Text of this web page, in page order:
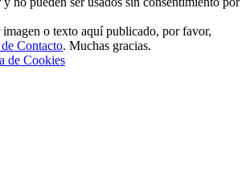
imagen o texto aquí publicado, por favor,
Contacto. Muchas gracias.
de Cookies